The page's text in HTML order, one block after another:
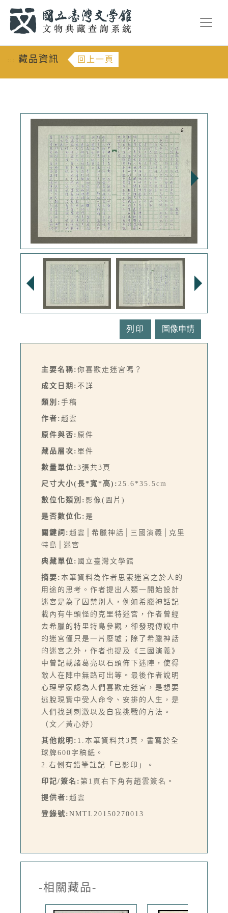
::: 藏品資訊 回上一頁
列印
主要名稱: 你喜歡走迷宮嗎？
成文日期: 不詳
類別: 手稿
作者: 趙雲
原件與否: 原件
藏品層次: 單件
數量單位: 3張共3頁
尺寸大小(長*寬*高): 25.6*35.5cm
數位化類別: 影像(圖片)
是否數位化: 是
關鍵詞: 趙雲│希臘神話│三國演義│克里
特島│迷宮
典藏單位: 國立臺灣文學館
摘要: 本筆資料為作者思索迷宮之於人的
用途的思考。作者提出人類一開始設計
迷宮是為了囚禁別人，例如希臘神話記
載內有牛頭怪的克里特迷宮，作者曾經
去希臘的特里特島參觀，卻發現傳說中
的迷宮僅只是一片廢墟；除了希臘神話
的迷宮之外，作者也提及《三國演義》
中曾記載諸葛亮以石頭佈下迷陣，使得
敵人在陣中無路可出等。最後作者說明
心理學家認為人們喜歡走迷宮，是想要
逃脫現實中受人命令、安排的人生，是
人們找到刺激以及自我挑戰的方法。
（文／黃心妤）
其他說明: 1.本筆資料共3頁，書寫於全
球牌600字稿紙。
2.右側有鉛筆註記「已影印」。
印記/簽名: 第1頁右下角有趙雲簽名。
提供者: 趙雲
登錄號: NMTL20150270013
-相關藏品-